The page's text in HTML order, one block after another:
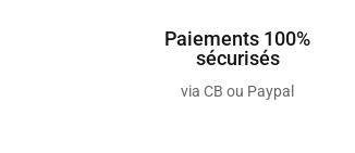
Paiements 100%
sécurisés
via CB ou Paypal